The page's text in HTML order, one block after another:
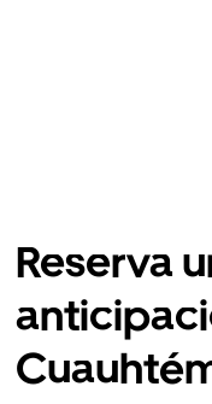
Reserva